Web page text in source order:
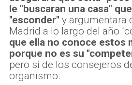
le "buscaran una casa"
"esconder" y argumentara
Madrid a lo largo del año
que ella no conoce estos
porque no es su
pero sí de los consejeros
organismo.